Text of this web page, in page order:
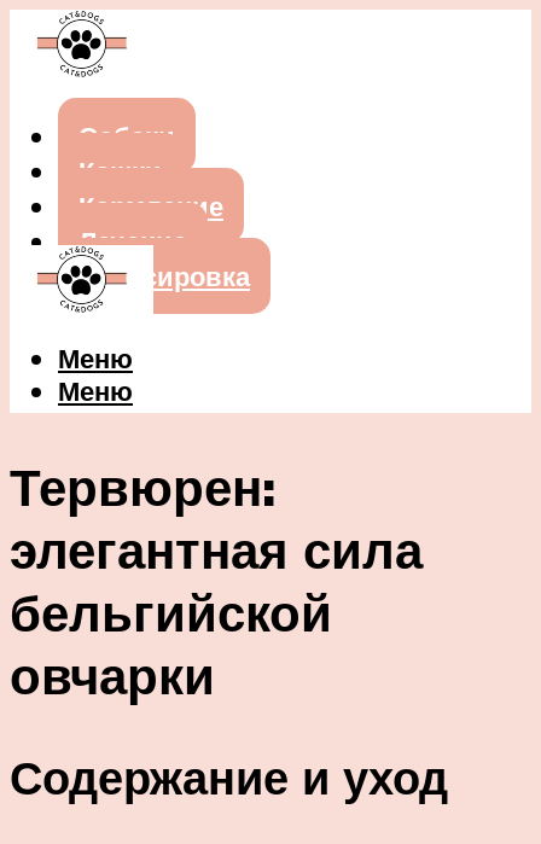
Собаки
Кошки
Кормление
Лечение
Дрессировка
Меню
Меню
Тервюрен:
элегантная сила
бельгийской
овчарки
Содержание и уход